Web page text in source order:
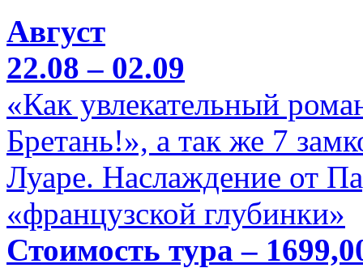
Август
22.08 – 02.09
«Как увлекательный
Бретань!», а так же 7
Луаре. Наслаждение от
«французской глубинки»
Стоимость тура –